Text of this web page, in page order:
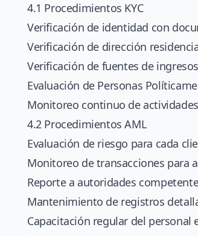
4.1 Procedimientos KYC
Verificación de identidad con
Verificación de dirección
Verificación de fuentes de ingresos
Evaluación de Personas
Monitoreo continuo de
4.2 Procedimientos AML
Evaluación de riesgo para cada
Monitoreo de transacciones para
Reporte a autoridades
Mantenimiento de registros
Capacitación regular del personal